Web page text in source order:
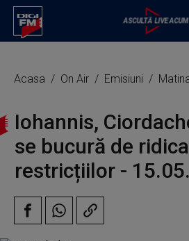
Acasa On Air Emisiuni
Iohannis,
se bucură de
restricțiilor -